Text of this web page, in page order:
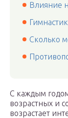
Влияние
Сколько
С каждым
возрастных и
возрастает